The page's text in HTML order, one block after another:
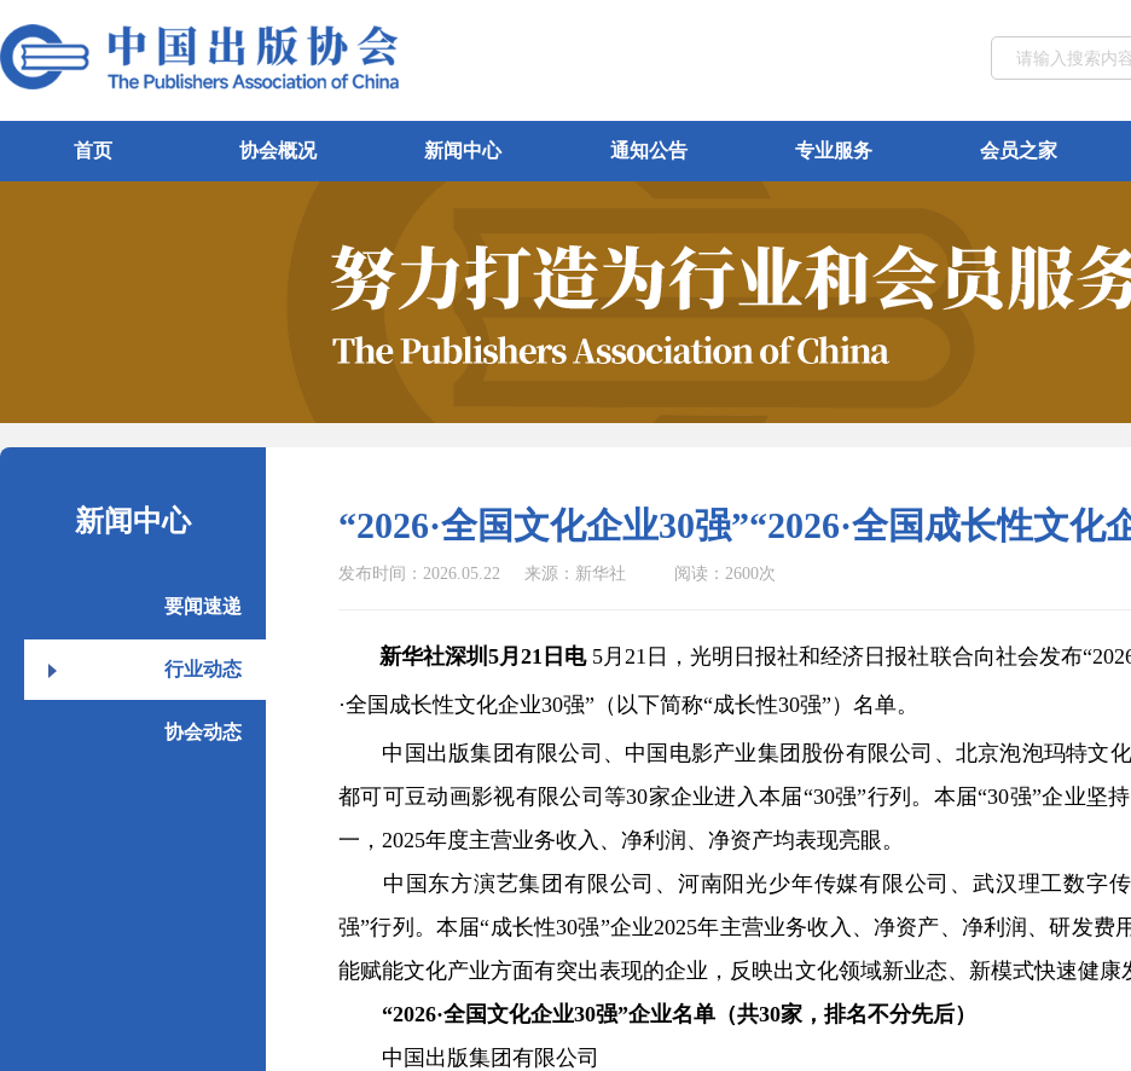
首页 协会概况 新闻中心 通知公告 专业服务 会员之家
新闻中心
要闻速递
行业动态
协会动态
“2026·全国文化企业30强”“2026·全国成长性文化
发布时间：2026.05.22 来源：新华社 阅读：2600次
新华社深圳5月21日电5月21日，光明日报社和经济日报社联合向社会发布
·全国成长性文化企业30强”（以下简称“成长性30强”）名单。
中国出版集团有限公司、中国电影产业集团股份有限公司、北京泡泡玛特文
都可可豆动画影视有限公司等30家企业进入本届“30强”行列。本届“30强”企业坚
一，2025年度主营业务收入、净利润、净资产均表现亮眼。
中国东方演艺集团有限公司、河南阳光少年传媒有限公司、武汉理工数字传
强”行列。本届“成长性30强”企业2025年主营业务收入、净资产、净利润、研发
能赋能文化产业方面有突出表现的企业，反映出文化领域新业态、新模式快速健康
“2026·全国文化企业30强”企业名单（共30家，排名不分先后）
中国出版集团有限公司